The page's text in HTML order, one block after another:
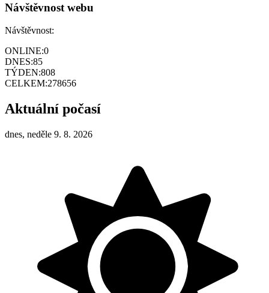
Návštěvnost webu
Návštěvnost:
ONLINE:0
DNES:85
TÝDEN:808
CELKEM:278656
Aktuální počasí
dnes, neděle 9. 8. 2026